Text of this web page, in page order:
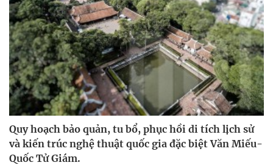
Quy hoạch bảo quản, tu bổ, phục hồi di tích lịch sử
và kiến trúc nghệ thuật quốc gia đặc biệt Văn Miếu-
Quốc Tử Giám.